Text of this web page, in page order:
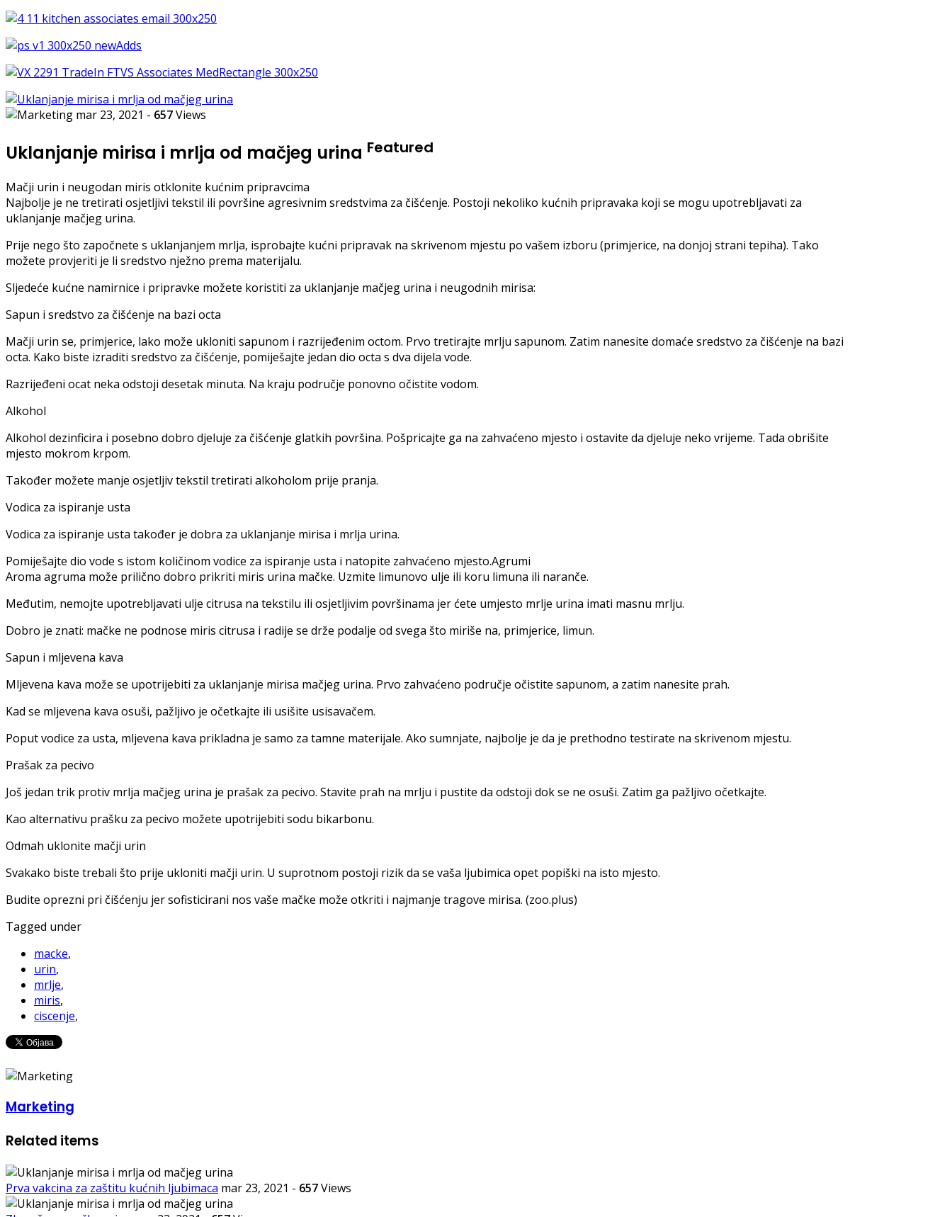
mar 23, 2021 - 657Views
Uklanjanje mirisa i mrlja od mačjeg urina Featured
Mačji urin i neugodan miris otklonite kućnim pripravcima
Najbolje je ne tretirati osjetljivi tekstil ili površine agresivnim sredstvima za čišćenje. Postoji nekoliko kućnih pripravaka koji se mogu upotrebljavati za
uklanjanje mačjeg urina.
Prije nego što započnete s uklanjanjem mrlja, isprobajte kućni pripravak na skrivenom mjestu po vašem izboru (primjerice, na donjoj strani tepiha). Tako
možete provjeriti je li sredstvo nježno prema materijalu.
Sljedeće kućne namirnice i pripravke možete koristiti za uklanjanje mačjeg urina i neugodnih mirisa:
Sapun i sredstvo za čišćenje na bazi octa
Mačji urin se, primjerice, lako može ukloniti sapunom i razrijeđenim octom. Prvo tretirajte mrlju sapunom. Zatim nanesite domaće sredstvo za čišćenje na bazi
octa. Kako biste izraditi sredstvo za čišćenje, pomiješajte jedan dio octa s dva dijela vode.
Razrijeđeni ocat neka odstoji desetak minuta. Na kraju područje ponovno očistite vodom.
Alkohol
Alkohol dezinficira i posebno dobro djeluje za čišćenje glatkih površina. Pošpricajte ga na zahvaćeno mjesto i ostavite da djeluje neko vrijeme. Tada obrišite
mjesto mokrom krpom.
Također možete manje osjetljiv tekstil tretirati alkoholom prije pranja.
Vodica za ispiranje usta
Vodica za ispiranje usta također je dobra za uklanjanje mirisa i mrlja urina.
Pomiješajte dio vode s istom količinom vodice za ispiranje usta i natopite zahvaćeno mjesto.Agrumi
Aroma agruma može prilično dobro prikriti miris urina mačke. Uzmite limunovo ulje ili koru limuna ili naranče.
Međutim, nemojte upotrebljavati ulje citrusa na tekstilu ili osjetljivim površinama jer ćete umjesto mrlje urina imati masnu mrlju.
Dobro je znati: mačke ne podnose miris citrusa i radije se drže podalje od svega što miriše na, primjerice, limun.
Sapun i mljevena kava
Mljevena kava može se upotrijebiti za uklanjanje mirisa mačjeg urina. Prvo zahvaćeno područje očistite sapunom, a zatim nanesite prah.
Kad se mljevena kava osuši, pažljivo je očetkajte ili usišite usisavačem.
Poput vodice za usta, mljevena kava prikladna je samo za tamne materijale. Ako sumnjate, najbolje je da je prethodno testirate na skrivenom mjestu.
Prašak za pecivo
Još jedan trik protiv mrlja mačjeg urina je prašak za pecivo. Stavite prah na mrlju i pustite da odstoji dok se ne osuši. Zatim ga pažljivo očetkajte.
Kao alternativu prašku za pecivo možete upotrijebiti sodu bikarbonu.
Odmah uklonite mačji urin
Svakako biste trebali što prije ukloniti mačji urin. U suprotnom postoji rizik da se vaša ljubimica opet popiški na isto mjesto.
Budite oprezni pri čišćenju jer sofisticirani nos vaše mačke može otkriti i najmanje tragove mirisa. (zoo.plus)
Tagged under
macke,
urin,
mrlje,
miris,
ciscenje,
Marketing
Related items
Prva vakcina za zaštitu kućnih ljubimaca mar 23, 2021 - 657Views